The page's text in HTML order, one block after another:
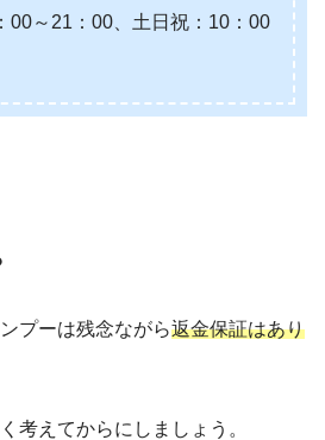
00～21：00、土日祝：10：00
プーは残念ながら返金保証はあり
考えてからにしましょう。